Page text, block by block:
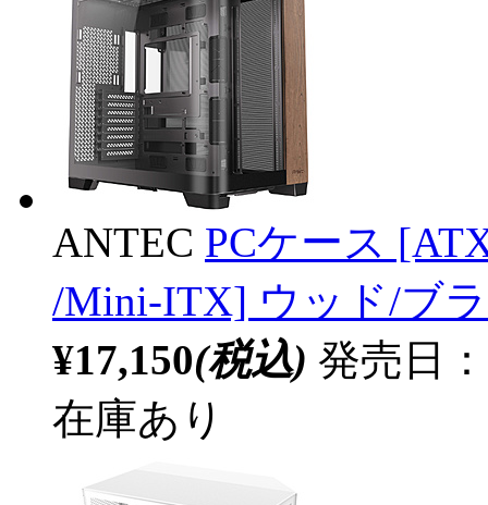
ANTEC PCケース
/Mini-ITX] ウッド/ブラ
¥17,150(税込) 発売日
在庫あり